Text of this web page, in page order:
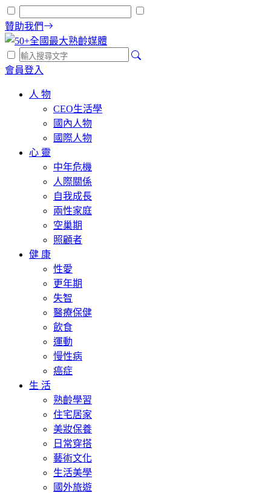
贊助我們
會員登入
人 物
CEO生活學
國內人物
國際人物
心 靈
中年危機
人際關係
自我成長
兩性家庭
空巢期
照顧者
健 康
性愛
更年期
失智
醫療保健
飲食
運動
慢性病
癌症
生 活
熟齡學習
住宅居家
美妝保養
日常穿搭
藝術文化
生活美學
國外旅遊